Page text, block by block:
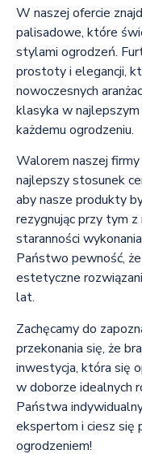
W naszej ofercie
palisadowe, które
stylami ogrodzeń.
prostoty i elegancji,
nowoczesnych
klasyka w
każdemu ogrodzeniu.
Walorem naszej
najlepszy stosunek
aby nasze produkty
rezygnując przy tym z
staranności
Państwo pewność,
estetyczne
lat.
Zachęcamy do
przekonania się, że
inwestycja, która się
w doborze idealnych
Państwa
ekspertom i ciesz się
ogrodzeniem!